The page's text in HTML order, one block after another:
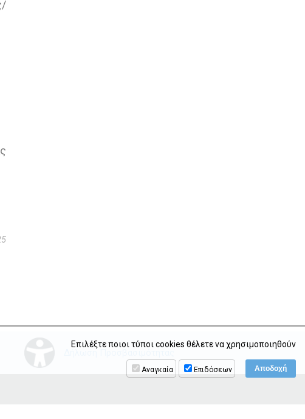
Επιλέξτε ποιοι τύποι cookies θέλετε να χρησιμοποιηθούν
Αναγκαία Επιδόσεων